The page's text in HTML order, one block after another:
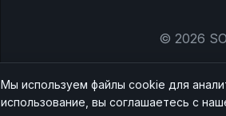
© 2026
Мы используем файлы cookie для
использование, вы соглашаетесь с